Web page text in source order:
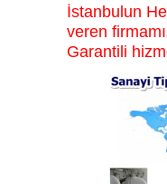
İstanbulun
veren
Garantili